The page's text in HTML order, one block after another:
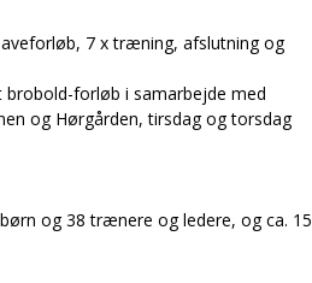
7 x træning, afslutning og
forløb i samarbejde med
og Hørgården, tirsdag og torsdag
og 38 trænere og ledere, og ca. 15